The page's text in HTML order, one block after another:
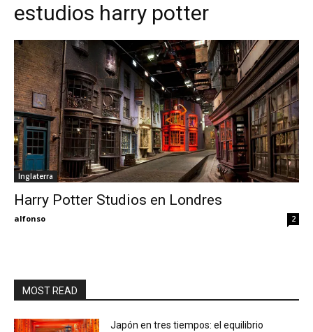
Thru
My
estudios harry potter
Inglaterra
Harry Potter Studios en Londres
alfonso 2
MOST READ
Japón en tres tiempos: el equilibrio